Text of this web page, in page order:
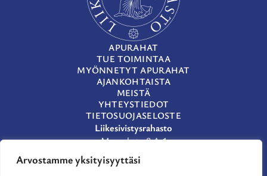
Arvostamme yksityisyyttäsi
APURAHAT
TUE TOIMINTAA
MYÖNNETYT APURAHAT
AJANKOHTAISTA
MEISTÄ
YHTEYSTIEDOT
TIETOSUOJASELOSTE
Liikesivistysrahasto
Museokatu 8 A 1
00100 Helsinki
(09) 659 933